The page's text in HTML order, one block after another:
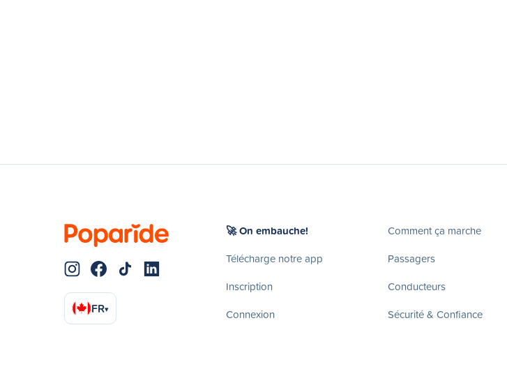
FR▾
🚀 On embauche!
Télécharge notre app
Inscription
Connexion
Comment ça marche
Passagers
Conducteurs
Sécurité & Confiance